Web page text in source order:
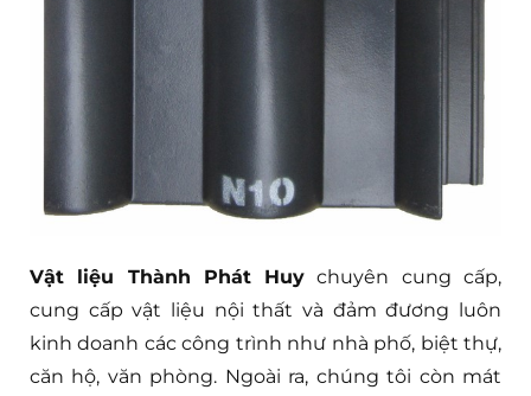
Vật liệu Thành Phát Huy chuyên cung cấp,
cung cấp vật liệu nội thất và đảm đương luôn
kinh doanh các công trình như nhà phố, biệt thự,
căn hộ, văn phòng. Ngoài ra, chúng tôi còn mát